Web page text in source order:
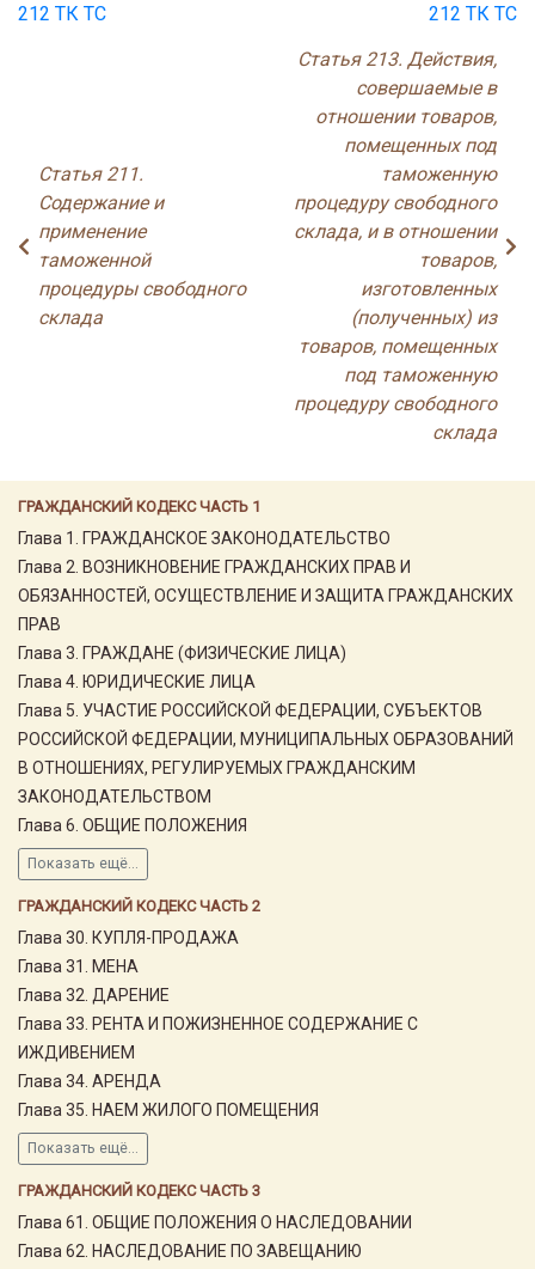
ГРАЖДАНСКИЙ КОДЕКС ЧАСТЬ 1
Глава 1. ГРАЖДАНСКОЕ ЗАКОНОДАТЕЛЬСТВО
Глава 2. ВОЗНИКНОВЕНИЕ ГРАЖДАНСКИХ ПРАВ И
ОБЯЗАННОСТЕЙ, ОСУЩЕСТВЛЕНИЕ И ЗАЩИТА ГРАЖДАНСКИХ
ПРАВ
Глава 3. ГРАЖДАНЕ (ФИЗИЧЕСКИЕ ЛИЦА)
Глава 4. ЮРИДИЧЕСКИЕ ЛИЦА
Глава 5. УЧАСТИЕ РОССИЙСКОЙ ФЕДЕРАЦИИ, СУБЪЕКТОВ
РОССИЙСКОЙ ФЕДЕРАЦИИ, МУНИЦИПАЛЬНЫХ ОБРАЗОВАНИЙ
В ОТНОШЕНИЯХ, РЕГУЛИРУЕМЫХ ГРАЖДАНСКИМ
ЗАКОНОДАТЕЛЬСТВОМ
Глава 6. ОБЩИЕ ПОЛОЖЕНИЯ
Показать ещё...
ГРАЖДАНСКИЙ КОДЕКС ЧАСТЬ 2
Глава 30. КУПЛЯ-ПРОДАЖА
Глава 31. МЕНА
Глава 32. ДАРЕНИЕ
Глава 33. РЕНТА И ПОЖИЗНЕННОЕ СОДЕРЖАНИЕ С
ИЖДИВЕНИЕМ
Глава 34. АРЕНДА
Глава 35. НАЕМ ЖИЛОГО ПОМЕЩЕНИЯ
Показать ещё...
ГРАЖДАНСКИЙ КОДЕКС ЧАСТЬ 3
Глава 61. ОБЩИЕ ПОЛОЖЕНИЯ О НАСЛЕДОВАНИИ
Глава 62. НАСЛЕДОВАНИЕ ПО ЗАВЕЩАНИЮ
212 ТК ТС
212 ТК ТС
Статья 211.
Содержание и
применение
таможенной
процедуры свободного
склада
Статья 213. Действия,
совершаемые в
отношении товаров,
помещенных под
таможенную
процедуру свободного
склада, и в отношении
товаров,
изготовленных
(полученных) из
товаров, помещенных
под таможенную
процедуру свободного
склада